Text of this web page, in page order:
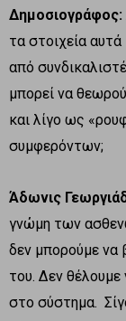
Δημοσιογράφος:
τα στοιχεία
από
μπορεί να
και λίγο ως
συμφερόντων;
Άδωνις
γνώμη των
δεν μπορούμε να
του. Δεν θέλουμε
στο σύστημα.